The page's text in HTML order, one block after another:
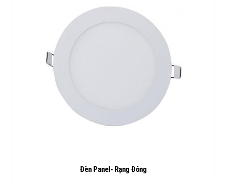
Đèn Panel- Rạng Đông